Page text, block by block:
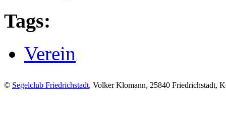
Tags:
Verein
© Segelclub Friedrichstadt, Volker Klomann, 25840 Friedrichstadt,